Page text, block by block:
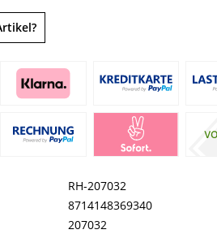
RH-207032
8714148369340
207032